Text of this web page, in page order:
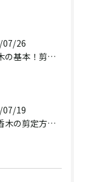
07/26
四大香木の基本！剪定の重要性と違いを解説！
07/19
【三大香木の剪定方法】香りを楽しむ庭木のお手入れ